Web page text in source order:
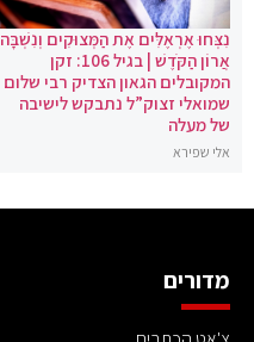
נִצְּחוּ אֶרְאֶלִּים אֶת הַמְּצוּקִים וְנִשְׁבָּה
אֲרוֹן הַקֹּדֶשׁ | בגיל 106: זקן
המקובלים הגאון הצדיק רבי שלום
שמואלי זצוק”ל נתבקש לישיבה
של מעלה
אלי שפירא
מדורים